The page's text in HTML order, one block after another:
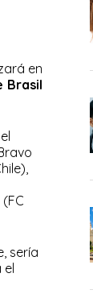
en
Brasil
sería
el